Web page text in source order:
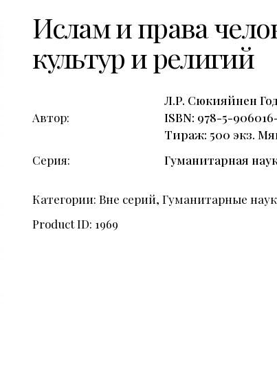
Ислам и права
культур и религий
Автор
Л.Р. Сюкияйнен
ISBN: 978-5-
Тираж: 500 экз.
Серия
Гуманитарная
Категории:Вне серий,Гуманитарные
Product ID: 1969